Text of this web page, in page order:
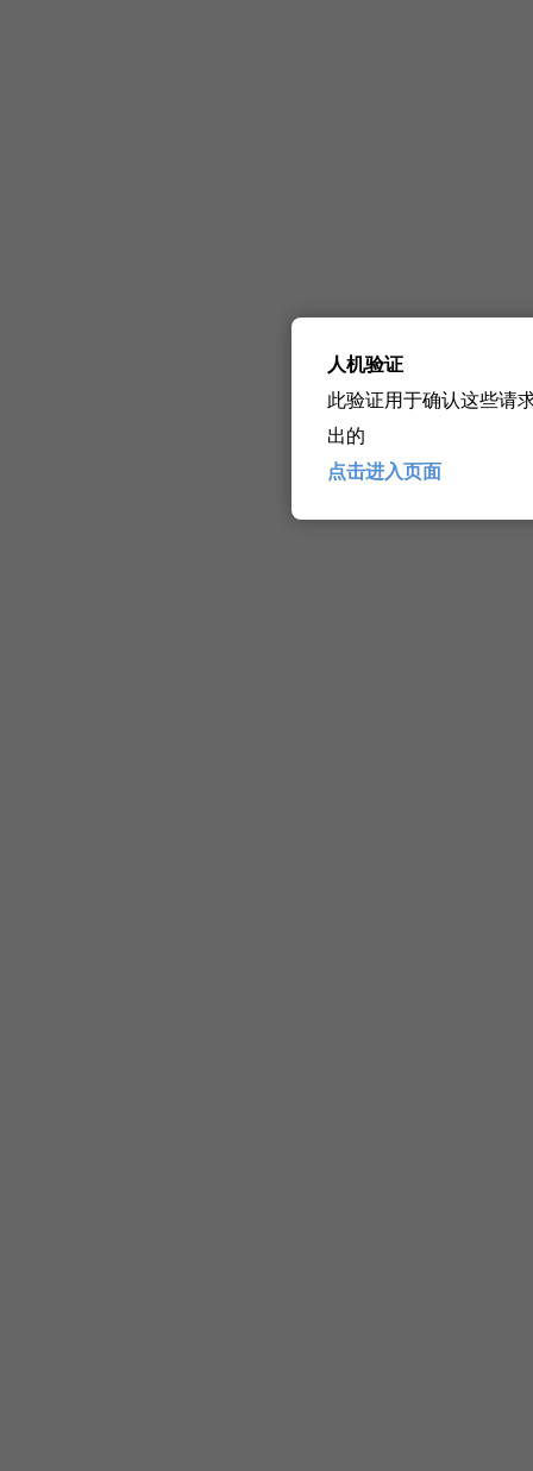
人机验证
此验证用于确认这些请
出的
点击进入页面